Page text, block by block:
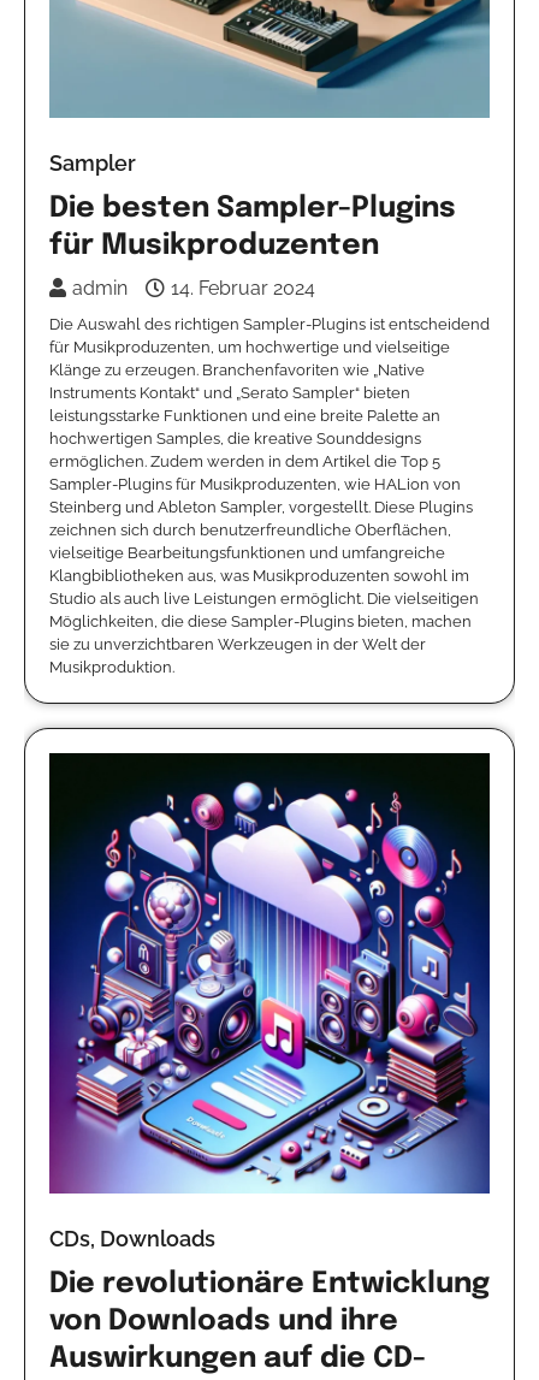
Sampler
Die besten Sampler-Plugins
für Musikproduzenten
admin 14. Februar 2024
Die Auswahl des richtigen Sampler-Plugins ist entscheidend
für Musikproduzenten, um hochwertige und vielseitige
Klänge zu erzeugen. Branchenfavoriten wie „Native
Instruments Kontakt“ und „Serato Sampler“ bieten
leistungsstarke Funktionen und eine breite Palette an
hochwertigen Samples, die kreative Sounddesigns
ermöglichen. Zudem werden in dem Artikel die Top 5
Sampler-Plugins für Musikproduzenten, wie HALion von
Steinberg und Ableton Sampler, vorgestellt. Diese Plugins
zeichnen sich durch benutzerfreundliche Oberflächen,
vielseitige Bearbeitungsfunktionen und umfangreiche
Klangbibliotheken aus, was Musikproduzenten sowohl im
Studio als auch live Leistungen ermöglicht. Die vielseitigen
Möglichkeiten, die diese Sampler-Plugins bieten, machen
sie zu unverzichtbaren Werkzeugen in der Welt der
Musikproduktion.
CDs, Downloads
Die revolutionäre Entwicklung
von Downloads und ihre
Auswirkungen auf die CD-